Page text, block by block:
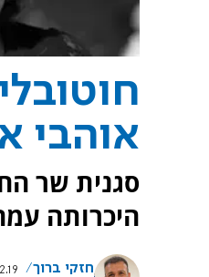
אוהבי
סגנית שר
היכרותה
חזקי ברוך
16:12